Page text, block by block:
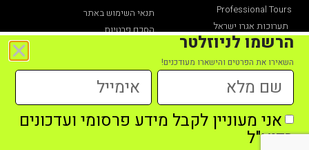
Professional Tours
תערוכות אגרו ישראל
תערוכת חקלאות
תנאי השימוש באתר
הסכם פרטיות
כל הזכויות שמורות לכנס מדיה מקבוצת כנס תערוכות -2021
הרשמו לניוזלטר
השאירו את הפרטים והישארו מעודכנים!
אני מעוניין לקבל מידע פרסומי ועדכונים
בדוא"ל